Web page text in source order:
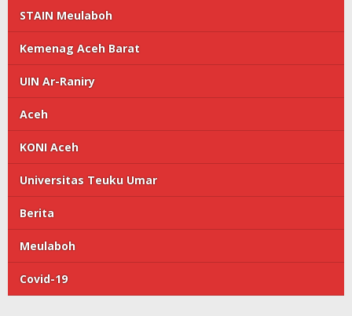
STAIN Meulaboh
Kemenag Aceh Barat
UIN Ar-Raniry
Aceh
KONI Aceh
Universitas Teuku Umar
Berita
Meulaboh
Covid-19